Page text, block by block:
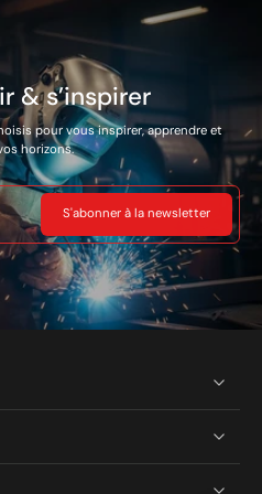
& s’inspirer
pour vous inspirer, apprendre et
horizons.
S'abonner à la newsletter